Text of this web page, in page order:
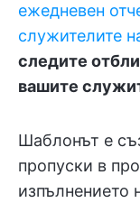
ежедневен
служителите
следите
вашите
Шаблонът е
пропуски в
изпълнението